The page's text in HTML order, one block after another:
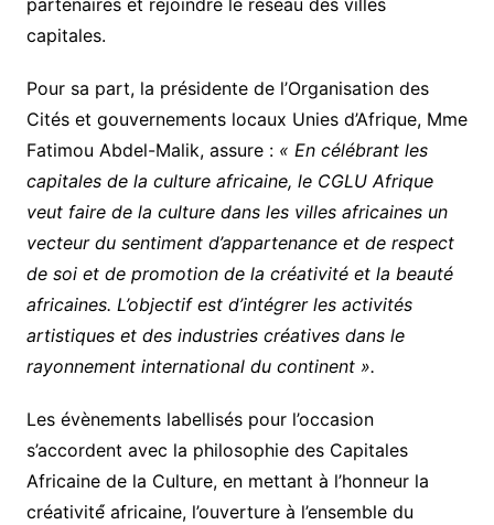
partenaires et rejoindre le réseau des villes
capitales.
Pour sa part, la présidente de l’Organisation des
Cités et gouvernements locaux Unies d’Afrique, Mme
Fatimou Abdel-Malik, assure : « En célébrant les
capitales de la culture africaine, le CGLU Afrique
veut faire de la culture dans les villes africaines un
vecteur du sentiment d’appartenance et de respect
de soi et de promotion de la créativité et la beauté
africaines. L’objectif est d’intégrer les activités
artistiques et des industries créatives dans le
rayonnement international du continent ».
Les évènements labellisés pour l’occasion
s’accordent avec la philosophie des Capitales
Africaine de la Culture, en mettant à l’honneur la
créativité́ africaine, l’ouverture à l’ensemble du